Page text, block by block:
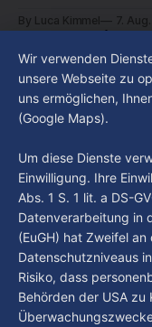
in unserer Stadt an?
By Luca Kimmel 7.
FC St. Pauli
Auftakt: Rapps
Wiedersehen
83 Tage sind
nach zwei Jahren in
großen Umbruch.
haben den Kiezclub
Wochen einige
By Luca Kimmel 7.
Wir verwenden
unsere Webseite zu
uns ermöglichen,
(Google Maps).
Um diese Dienste
Einwilligung. Ihre
Abs. 1 S. 1 lit. a DS-
Datenverarbeitung in
(EuGH) hat Zweifel
Datenschutzniveaus
Risiko, dass
Behörden der USA zu